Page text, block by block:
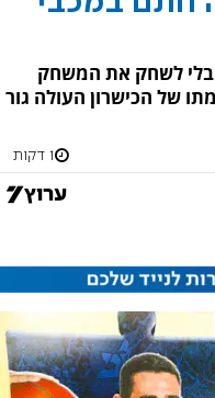
לשחק את המשחק
של הכישרון העולה גור
1 דקות